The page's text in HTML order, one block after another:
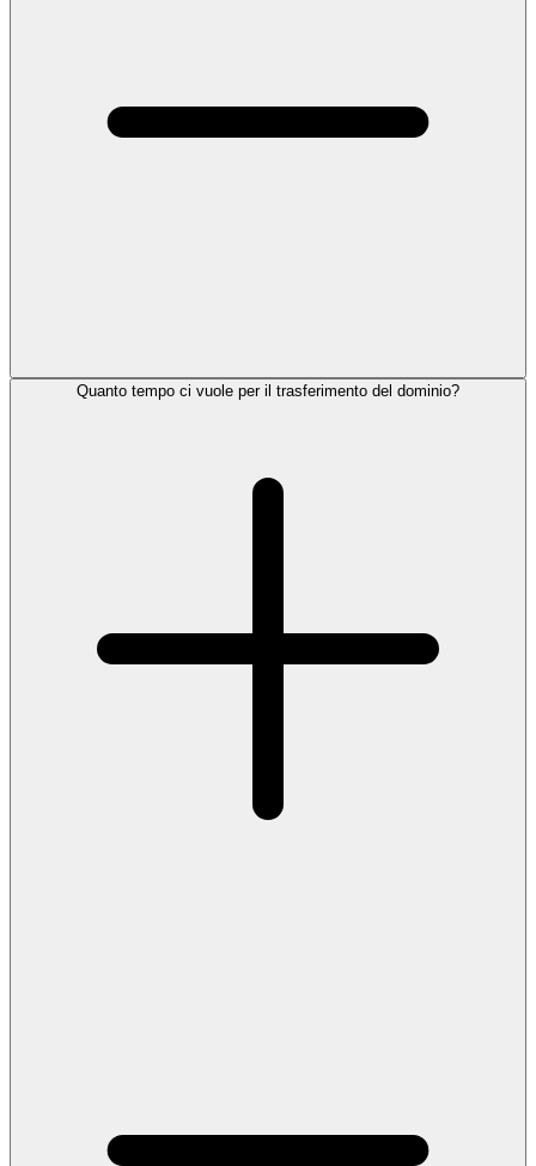
Quanto tempo ci vuole per il trasferimento del dominio?